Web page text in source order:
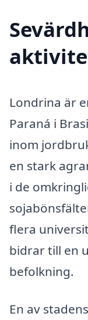
Londrina är
Paraná i
inom
en stark
i de
flera
bidrar till en
befolkning.
En av